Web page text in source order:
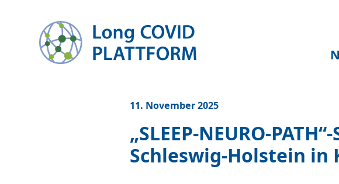
11. November 2025
„SLEEP-NEURO-
Schleswig-Holstein in